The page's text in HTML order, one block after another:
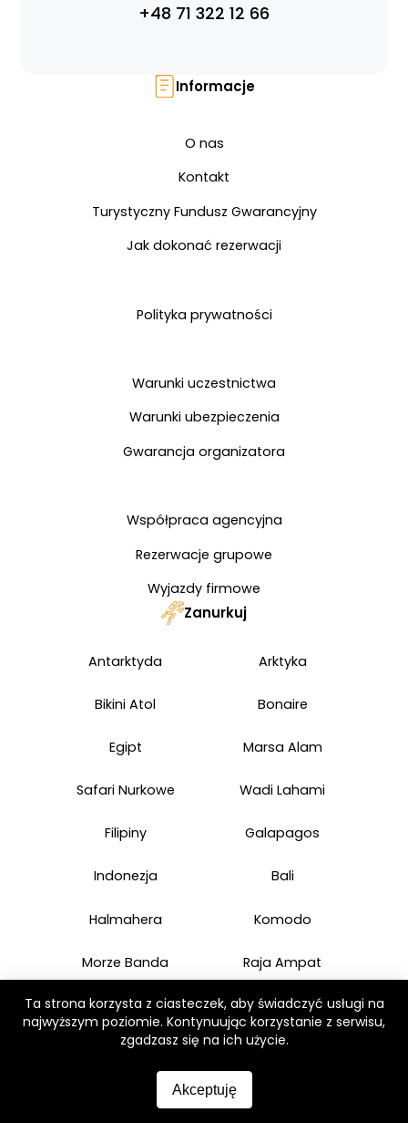
+48 71 322 12 66
Informacje
O nas
Kontakt
Turystyczny Fundusz Gwarancyjny
Jak dokonać rezerwacji
Polityka prywatności
Warunki uczestnictwa
Warunki ubezpieczenia
Gwarancja organizatora
Współpraca agencyjna
Rezerwacje grupowe
Wyjazdy firmowe
Zanurkuj
Antarktyda Arktyka
Bikini Atol Bonaire
Egipt Marsa Alam
Safari Nurkowe Wadi Lahami
Filipiny Galapagos
Indonezja Bali
Halmahera Komodo
Morze Banda Raja Ampat
Japonia nurkowanie Kostaryka - Cocos
Malediwy Malezja
Ta strona korzysta z ciasteczek, aby świadczyć usługi na
najwyższym poziomie. Kontynuując korzystanie z serwisu,
zgadzasz się na ich użycie.
Akceptuję